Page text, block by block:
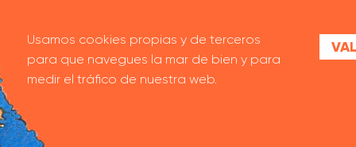
MANIFIESTO
Usamos cookies propias y de terceros
para que navegues la mar de bien y para
medir el tráfico de nuestra web.